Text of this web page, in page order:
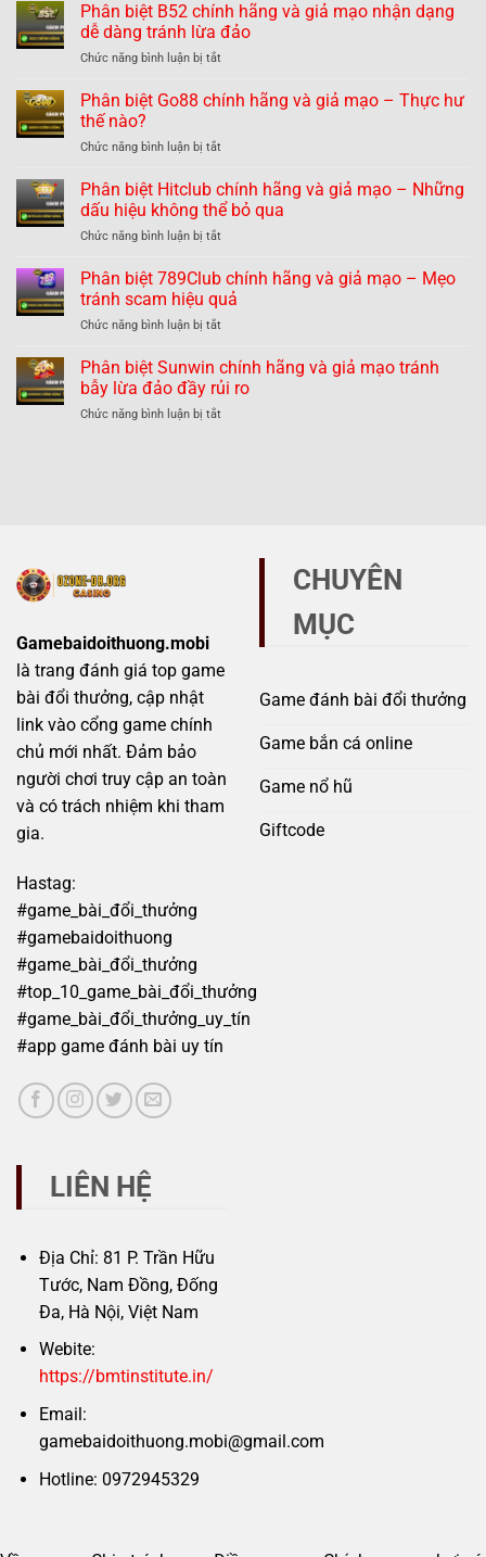
Phân biệt B52 chính hãng và giả mạo nhận dạng
dễ dàng tránh lừa đảo
Chức năng bình luận bị tắt
biệt
hãng
giả
mạo
dạng
dàng
tránh
đảo
Phân biệt Go88 chính hãng và giả mạo – Thực hư
thế nào?
Chức năng bình luận bị tắt
biệt
Go88
chính
hãng
giả
mạo
Thực
thế
nào?
Phân biệt Hitclub chính hãng và giả mạo – Những
dấu hiệu không thể bỏ qua
Chức năng bình luận bị tắt
biệt
Hitclub
chính
hãng
giả
mạo
Những
Phân biệt 789Club chính hãng và giả mạo – Mẹo
tránh scam hiệu quả
Chức năng bình luận bị tắt
biệt
789Club
chính
hãng
Phân biệt Sunwin chính hãng và giả mạo tránh
bẫy lừa đảo đầy rủi ro
Chức năng bình luận bị tắt
rủi
Gamebaidoithuong.mobi
là trang đánh giá top game
bài đổi thưởng, cập nhật
link vào cổng game chính
chủ mới nhất. Đảm bảo
người chơi truy cập an toàn
và có trách nhiệm khi tham
gia.
Hastag:
#game_bài_đổi_thưởng
#gamebaidoithuong
#game_bài_đổi_thưởng
#top_10_game_bài_đổi_thưởng
#game_bài_đổi_thưởng_uy_tín
#app game đánh bài uy tín
CHUYÊN
MỤC
Game đánh bài đổi thưởng
Game bắn cá online
Game nổ hũ
Giftcode
LIÊN HỆ
Địa Chỉ: 81 P. Trần Hữu
Tước, Nam Đồng, Đống
Đa, Hà Nội, Việt Nam
Webite:
https://bmtinstitute.in/
Email:
gamebaidoithuong.mobi@gmail.com
Hotline: 0972945329